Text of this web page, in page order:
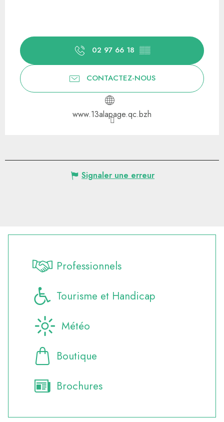
02 97 66 18 ▒▒
CONTACTEZ-NOUS
www.13alapage.qc.bzh
Signaler une erreur
Professionnels
Tourisme et Handicap
Météo
Boutique
Brochures